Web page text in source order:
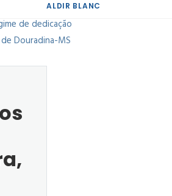
ALDIR BLANC
contínuos de
de dedicação
Douradina-MS